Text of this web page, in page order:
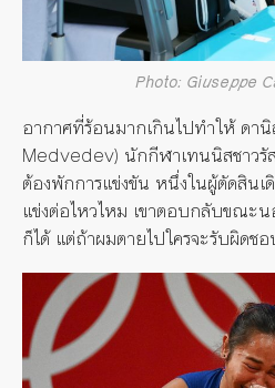
Photo: Giuseppe
อากาศที่ร้อนมากเกินไปทำให้ ดานิ
Medvedev) นักกีฬาเทนนิสชาวรั
ต้องพักการแข่งขัน หนึ่งในผู้ตัดสินเ
แข่งต่อไหวไหม เขาตอบกลับขณะ
ก็ได้ แต่ถ้าผมตายไปใครจะรับผิดชอ